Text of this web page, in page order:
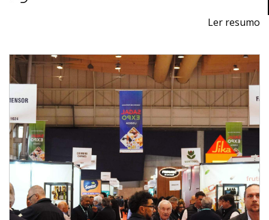
Ler resumo
Del 5 al 7 de abril de 2027 - FIL, Lisboa
Lunes y martes: de 9h a 18h
Miércoles: de 9h a 16h